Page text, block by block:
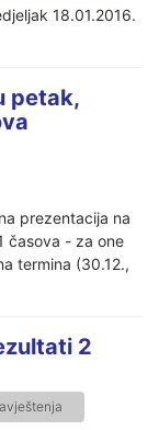
18.01.2016.
petak,
prezentacija na
časova - za one
termina (30.12.,
2